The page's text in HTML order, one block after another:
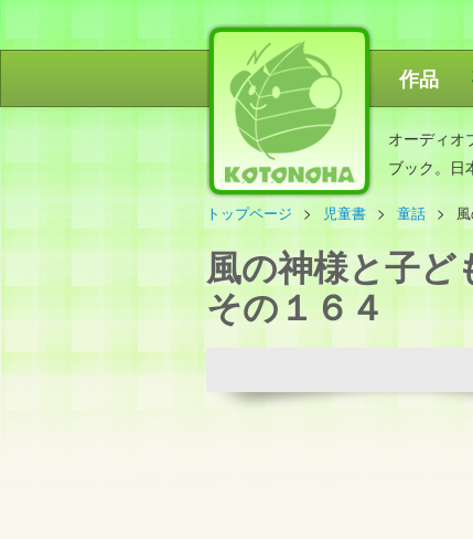
ことの
作品
オーディオ
ブック。日
トップページ 児童書 童話
風の神様と子
その１６４